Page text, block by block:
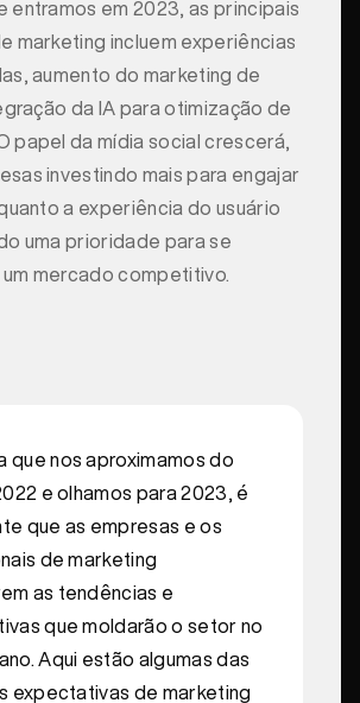
entramos em 2023, as principais
marketing incluem experiências
aumento do marketing de
da IA para otimização de
papel da mídia social crescerá,
investindo mais para engajar
a experiência do usuário
uma prioridade para se
mercado competitivo.
que nos aproximamos do
e olhamos para 2023, é
que as empresas e os
de marketing
as tendências e
que moldarão o setor no
Aqui estão algumas das
expectativas de marketing